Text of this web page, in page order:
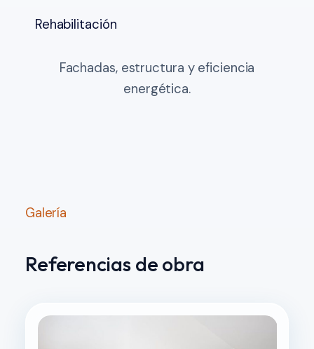
Rehabilitación
Fachadas, estructura y eficiencia
energética.
Galería
Referencias de obra